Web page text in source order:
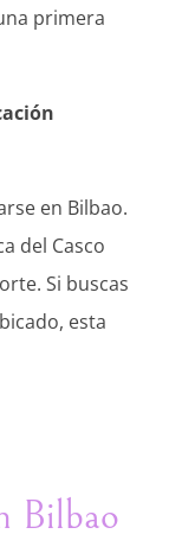
primera
en Bilbao.
del Casco
Si buscas
esta
Bilbao